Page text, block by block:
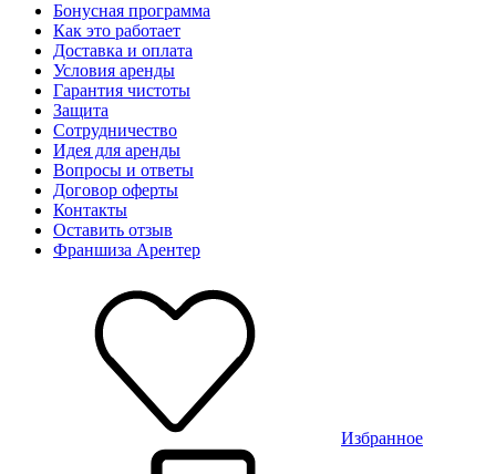
Бонусная программа
Как это работает
Доставка и оплата
Условия аренды
Гарантия чистоты
Защита
Сотрудничество
Идея для аренды
Вопросы и ответы
Договор оферты
Контакты
Оставить отзыв
Франшиза Арентер
Избранное